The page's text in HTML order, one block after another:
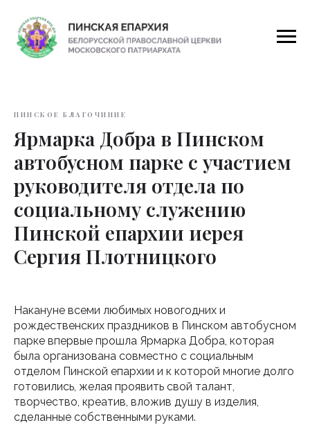
ПИНСКОЕ БЛАГОЧИНИЕ
Ярмарка Добра в Пинском
автобусном парке с участием
руководителя отдела по
социальному служению
Пинской епархии иерея
Сергия Плотницкого
Накануне всеми любимых новогодних и
рождественских праздников в Пинском автобусном
парке впервые прошла Ярмарка Добра, которая
была организована совместно с социальным
отделом Пинской епархии и к которой многие долго
готовились, желая проявить свой талант,
творчество, креатив, вложив душу в изделия,
сделанные собственными руками.